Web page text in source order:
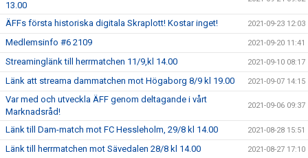
13.00
ÄFFs första historiska digitala Skraplott! Kostar inget! 2021-09-23 12:03
Medlemsinfo #6 2109 2021-09-20 11:41
Streaminglänk till herrmatchen 11/9,kl 14.00 2021-09-10 08:17
Länk att streama dammatchen mot Högaborg 8/9 kl 19.00 2021-09-07 14:15
Var med och utveckla ÄFF genom deltagande i vårt
Marknadsråd!
2021-09-06 09:37
Länk till Dam-match mot FC Hessleholm, 29/8 kl 14.00 2021-08-28 15:51
Länk till herrmatchen mot Sävedalen 28/8 kl 14.00 2021-08-27 17:10